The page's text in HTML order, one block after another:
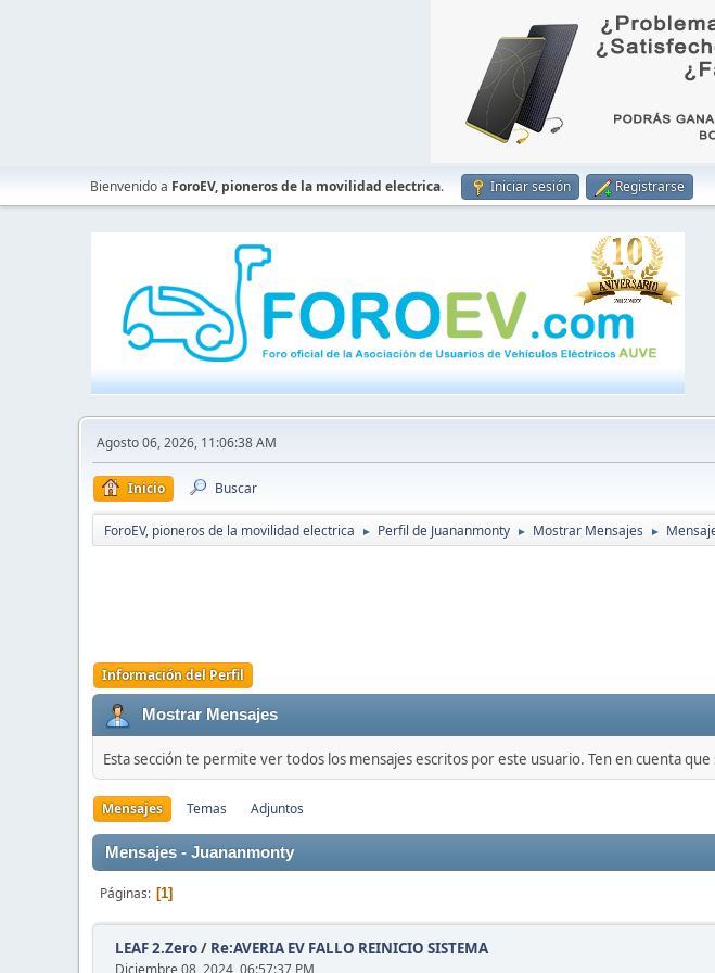
Bienvenido a ForoEV, pioneros de la movilidad electrica. Iniciar sesión Registrarse
Agosto 06, 2026, 11:06:38 AM
Inicio Buscar
ForoEV, pioneros de la movilidad electrica ► Perfil de Juananmonty ► Mostrar Mensajes ►
Información del Perfil
Mostrar Mensajes
Esta sección te permite ver todos los mensajes escritos por este usuario. Ten en cuenta
Mensajes Temas Adjuntos
Mensajes - Juananmonty
Páginas 1
LEAF 2.Zero/ Re:AVERIA EV FALLO REINICIO SISTEMA
Diciembre 08, 2024, 06:57:37 PM